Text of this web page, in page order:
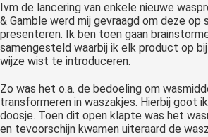
Ivm de lancering van enkele nieuwe
& Gamble werd mij gevraagd om deze
presenteren. Ik ben toen gaan
samengesteld waarbij ik elk product op
wijze wist te introduceren.
Zo was het o.a. de bedoeling om
transformeren in waszakjes. Hierbij goot
doosje. Toen dit open klapte was het
en tevoorschijn kwamen uiteraard de